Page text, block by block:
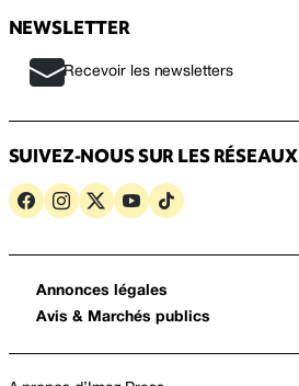
NEWSLETTER
Recevoir les newsletters
SUIVEZ-NOUS SUR LES RÉSEAUX
Annonces légales
Avis & Marchés publics